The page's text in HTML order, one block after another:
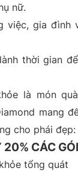
nữ.
việc, gia đình
thời gian
là món
mang
cho phái đẹp:
20% CÁC
tổng quát